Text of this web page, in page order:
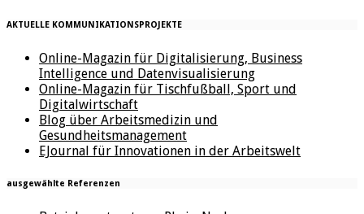
AKTUELLE KOMMUNIKATIONSPROJEKTE
Online-Magazin für Digitalisierung, Business
Intelligence und Datenvisualisierung
Online-Magazin für Tischfußball, Sport und
Digitalwirtschaft
Blog über Arbeitsmedizin und
Gesundheitsmanagement
EJournal für Innovationen in der Arbeitswelt
ausgewählte Referenzen